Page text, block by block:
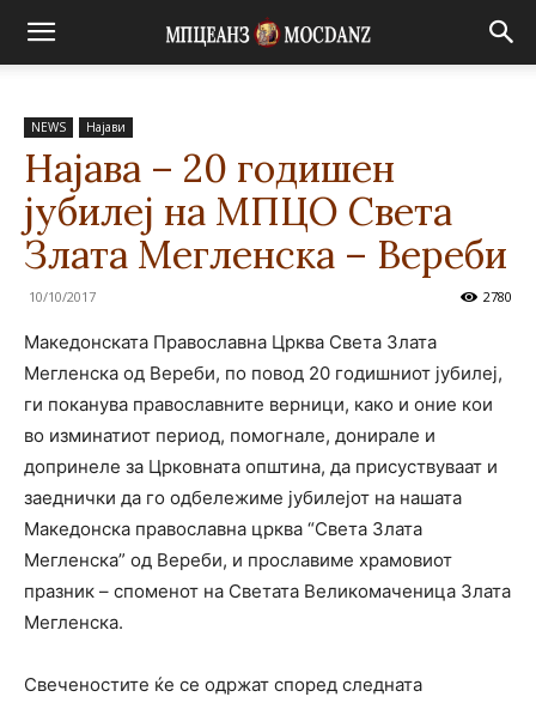
NEWS Најави
Најава – 20 годишен
јубилеј на МПЦО Света
Злата Мегленска – Вереби
10/10/2017 2780
Македонската Православна Црква Света Злата
Мегленска од Вереби, по повод 20 годишниот јубилеј,
ги поканува православните верници, како и оние кои
во изминатиот период, помогнале, донирале и
допринеле за Црковната општина, да присуствуваат и
заеднички да го одбележиме јубилејот на нашата
Македонска православна црква “Света Злата
Мегленска” од Вереби, и прославиме храмовиот
празник – споменот на Светата Великомаченица Злата
Мегленска.
Свеченостите ќе се одржат според следната